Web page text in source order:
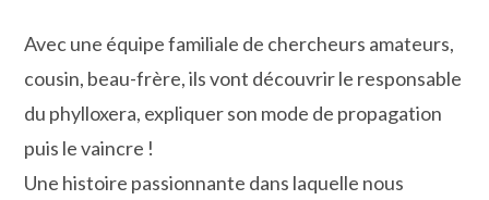
Avec une équipe familiale de chercheurs amateurs,
cousin, beau-frère, ils vont découvrir le responsable
du phylloxera, expliquer son mode de propagation
puis le vaincre !
Une histoire passionnante dans laquelle nous